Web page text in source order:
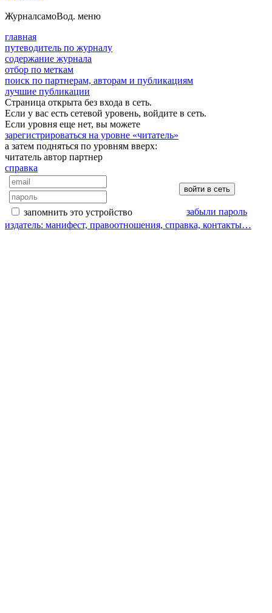
ЖурналсамоВод. меню
главная
путеводитель по журналу
содержание журнала
отбор по меткам
поиск по партнерам, авторам и публикациям
лучшие публикации
Страница открыта без входа в сеть.
Если у вас есть сетевой уровень, войдите в сеть.
Если уровня еще нет, вы можете
зарегистрироваться на уровне «читатель»
а затем подняться по уровням вверх:
читатель автор партнер
справка
запомнить это устройство
забыли пароль
издатель: манифест, правоотношения, справка, контакты…